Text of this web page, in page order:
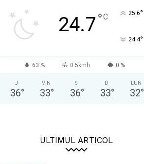
24.7°C 25.6°
24.4°
63 % 0.5kmh 0 %
J
36°
VIN
33°
S
36°
D
33°
LUN
32°
ULTIMUL ARTICOL